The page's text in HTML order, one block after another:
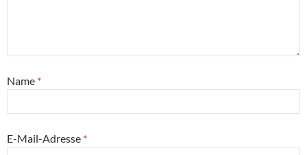
Name *
E-Mail-Adresse *